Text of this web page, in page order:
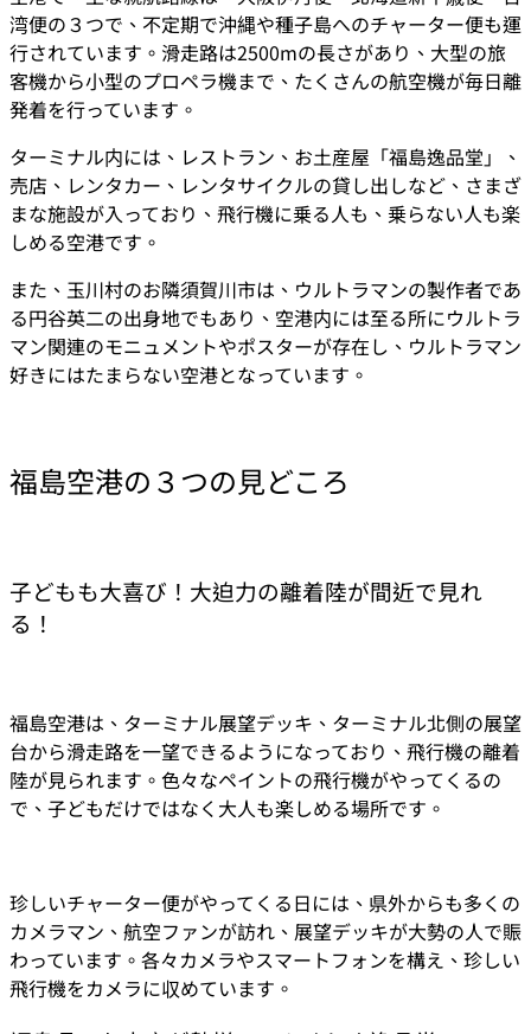
湾便の３つで、不定期で沖縄や種子島へのチャーター便も運
行されています。滑走路は2500mの長さがあり、大型の旅
客機から小型のプロペラ機まで、たくさんの航空機が毎日離
発着を行っています。
ターミナル内には、レストラン、お土産屋「福島逸品堂」、
売店、レンタカー、レンタサイクルの貸し出しなど、さまざ
まな施設が入っており、飛行機に乗る人も、乗らない人も楽
しめる空港です。
また、玉川村のお隣須賀川市は、ウルトラマンの製作者であ
る円谷英二の出身地でもあり、空港内には至る所にウルトラ
マン関連のモニュメントやポスターが存在し、ウルトラマン
好きにはたまらない空港となっています。
福島空港の３つの見どころ
子どもも大喜び！大迫力の離着陸が間近で見れ
る！
福島空港は、ターミナル展望デッキ、ターミナル北側の展望
台から滑走路を一望できるようになっており、飛行機の離着
陸が見られます。色々なペイントの飛行機がやってくるの
で、子どもだけではなく大人も楽しめる場所です。
珍しいチャーター便がやってくる日には、県外からも多くの
カメラマン、航空ファンが訪れ、展望デッキが大勢の人で賑
わっています。各々カメラやスマートフォンを構え、珍しい
飛行機をカメラに収めています。